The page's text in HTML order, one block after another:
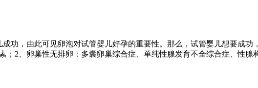
功，由此可见卵泡对试管婴儿好孕的重要性。那么，试管婴儿想要成功
2、卵巢性无排卵：多囊卵巢综合症、单纯性腺发育不全综合症、性腺